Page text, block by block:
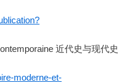
近代史与现代史
moderne-et-